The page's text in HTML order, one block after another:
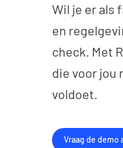
Wil je er als
en
check. Met
die voor jou
voldoet.
Vraag de demo